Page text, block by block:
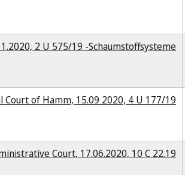
2 U 575/19 -Schaumstoffsysteme
Court of Hamm, 15.09 2020, 4 U 177/19
Court, 17.06.2020, 10 C 22.19